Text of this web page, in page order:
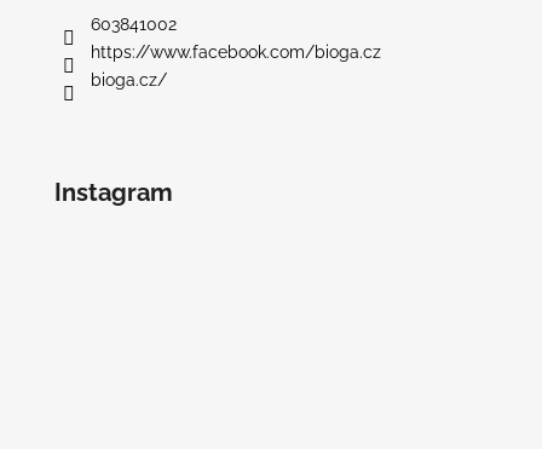
603841002
https://www.facebook.com/bioga.cz
bioga.cz/
Instagram